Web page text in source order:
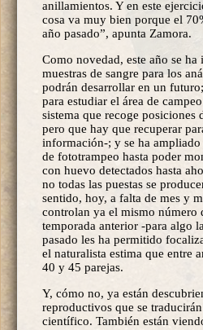
anillamientos. Y en este
cosa va muy bien porque el
año pasado”, apunta Zamora.
Como novedad, este año se
muestras de sangre para los
podrán desarrollar en un
para estudiar el área de
sistema que recoge posiciones
pero que hay que recuperar
información-; y se ha ampliado
de fototrampeo hasta poder
con huevo detectados hasta
no todas las puestas se
sentido, hoy, a falta de mes y
controlan ya el mismo número
temporada anterior -para algo
pasado les ha permitido
el naturalista estima que entre
40 y 45 parejas.
Y, cómo no, ya están
reproductivos que se
científico. También están